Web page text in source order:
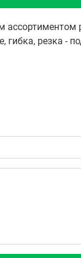
ассортиментом
гибка, резка -